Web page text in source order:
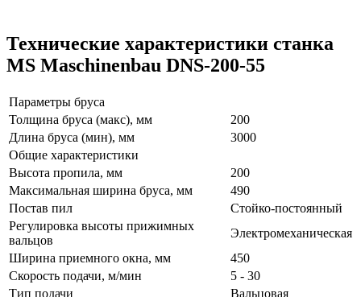
Технические характеристики станка
MS Maschinenbau DNS-200-55
Параметры бруса
Толщина бруса (макс), мм
200
Длина бруса (мин), мм
3000
Общие характеристики
Высота пропила, мм
200
Максимальная ширина бруса, мм
490
Постав пил
Стойко-постоянный
Регулировка высоты прижимных
вальцов
Электромеханическая
Ширина приемного окна, мм
450
Скорость подачи, м/мин
5 - 30
Тип подачи
Вальцовая